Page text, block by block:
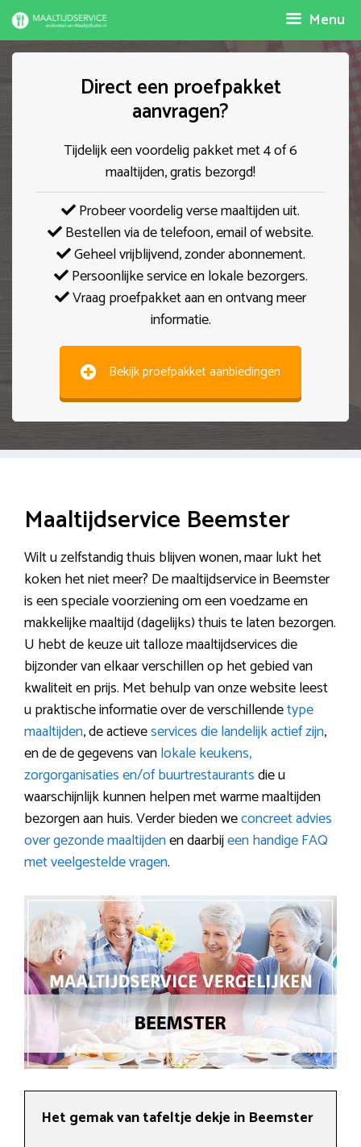
Spring
naar
inhoud
Menu
Direct een proefpakket
aanvragen?
Tijdelijk een voordelig pakket met 4 of 6
maaltijden, gratis bezorgd!
Probeer voordelig verse maaltijden uit.
Bestellen via de telefoon, email of website.
Geheel vrijblijvend, zonder abonnement.
Persoonlijke service en lokale bezorgers.
Vraag proefpakket aan en ontvang meer
informatie.
Bekijk proefpakket aanbiedingen
Maaltijdservice Beemster
Wilt u zelfstandig thuis blijven wonen, maar lukt het
koken het niet meer? De maaltijdservice in Beemster
is een speciale voorziening om een voedzame en
makkelijke maaltijd (dagelijks) thuis te laten bezorgen.
U hebt de keuze uit talloze maaltijdservices die
bijzonder van elkaar verschillen op het gebied van
kwaliteit en prijs. Met behulp van onze website leest
u praktische informatie over de verschillendetype
maaltijden, de actieveservices die landelijk actief zijn,
en de de gegevens vanlokale keukens,
zorgorganisaties en/of buurtrestaurantsdie u
waarschijnlijk kunnen helpen met warme maaltijden
bezorgen aan huis. Verder bieden weconcreet advies
over gezonde maaltijdenen daarbijeen handige FAQ
met veelgestelde vragen.
Het gemak van tafeltje dekje in Beemster